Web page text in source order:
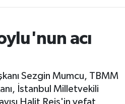
acı
Sezgin Mumcu, TBMM
İstanbul Milletvekili
Halit Reis'in vefat
ve Fikstür